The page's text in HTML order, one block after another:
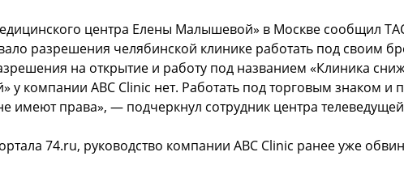
центра Елены Малышевой» в Москве сообщил
разрешения челябинской клинике работать под своим
на открытие и работу под названием «Клиника
у компании ABC Clinic нет. Работать под торговым знаком и
имеют права», — подчеркнул сотрудник центра
74.ru, руководство компании ABC Clinic ранее уже